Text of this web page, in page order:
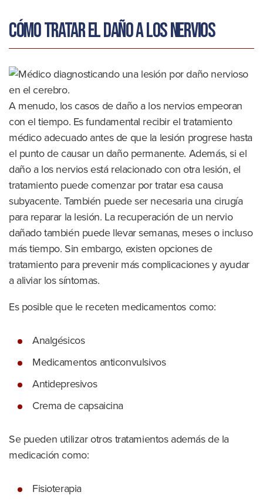
Cómo tratar el daño a los nervios
A menudo, los casos de daño a los nervios empeoran
con el tiempo. Es fundamental recibir el tratamiento
médico adecuado antes de que la lesión progrese hasta
el punto de causar un daño permanente. Además, si el
daño a los nervios está relacionado con otra lesión, el
tratamiento puede comenzar por tratar esa causa
subyacente. También puede ser necesaria una cirugía
para reparar la lesión. La recuperación de un nervio
dañado también puede llevar semanas, meses o incluso
más tiempo. Sin embargo, existen opciones de
tratamiento para prevenir más complicaciones y ayudar
a aliviar los síntomas.
Es posible que le receten medicamentos como:
Analgésicos
Medicamentos anticonvulsivos
Antidepresivos
Crema de capsaicina
Se pueden utilizar otros tratamientos además de la
medicación como:
Fisioterapia